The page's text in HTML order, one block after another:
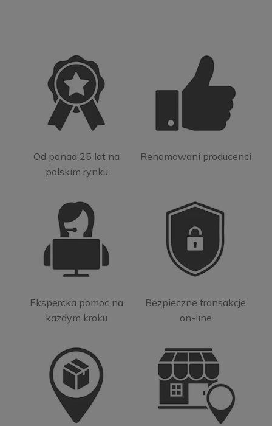
Od ponad 25 lat na
polskim rynku
Renomowani producenci
Ekspercka pomoc na
każdym kroku
Bezpieczne transakcje
on-line